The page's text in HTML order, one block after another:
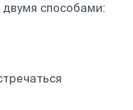
способами: